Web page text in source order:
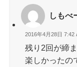
しもべ
2016年4月28日 7:42
残り2回が締
楽しかったの